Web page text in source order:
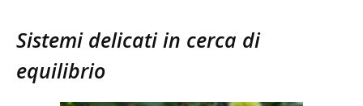
Sistemi delicati in cerca di
equilibrio